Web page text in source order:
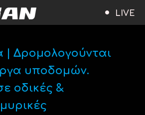
LIVE
| Δρομολογούνται
υποδομών.
οδικές &